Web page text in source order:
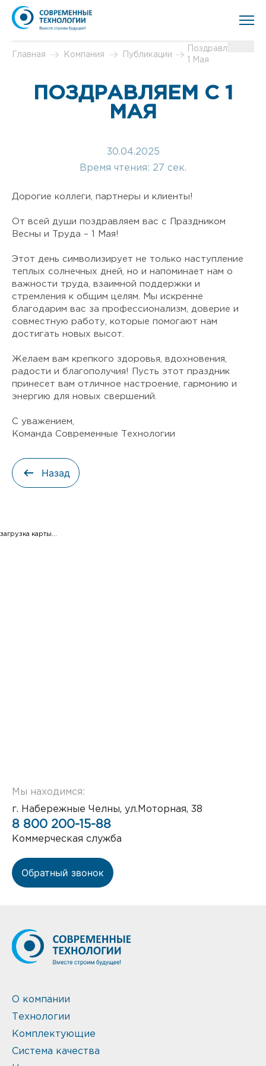
Главная Компания Публикации
Поздравляем с
1 Мая
ПОЗДРАВЛЯЕМ С 1
МАЯ
30.04.2025
Время чтения: 27 сек.
Дорогие коллеги, партнеры и клиенты!
От всей души поздравляем вас с Праздником
Весны и Труда – 1 Мая!
Этот день символизирует не только наступление
теплых солнечных дней, но и напоминает нам о
важности труда, взаимной поддержки и
стремления к общим целям. Мы искренне
благодарим вас за профессионализм, доверие и
совместную работу, которые помогают нам
достигать новых высот.
Желаем вам крепкого здоровья, вдохновения,
радости и благополучия! Пусть этот праздник
принесет вам отличное настроение, гармонию и
энергию для новых свершений.
С уважением,
Команда Современные Технологии
Назад
загрузка карты...
Мы находимся:
г. Набережные Челны, ул.Моторная, 38
8 800 200-15-88
Коммерческая служба
Обратный звонок
О компании
Технологии
Комплектующие
Система качества